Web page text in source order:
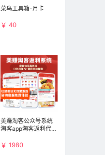
菜鸟工具箱-月卡
￥ 40
美赚淘客公众号系统
淘客app淘客返利代理
￥ 1980